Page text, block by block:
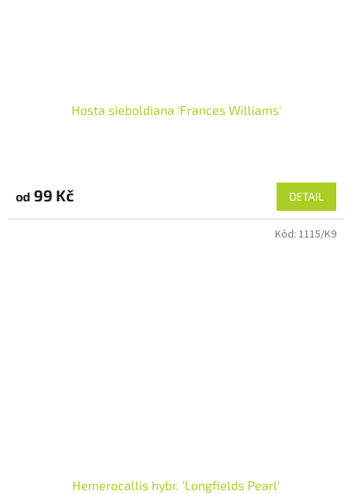
Hosta sieboldiana 'Frances Williams'
od 99 Kč DETAIL
Hemerocallis hybr. 'Longfields Pearl'
Kód: 1115/K9